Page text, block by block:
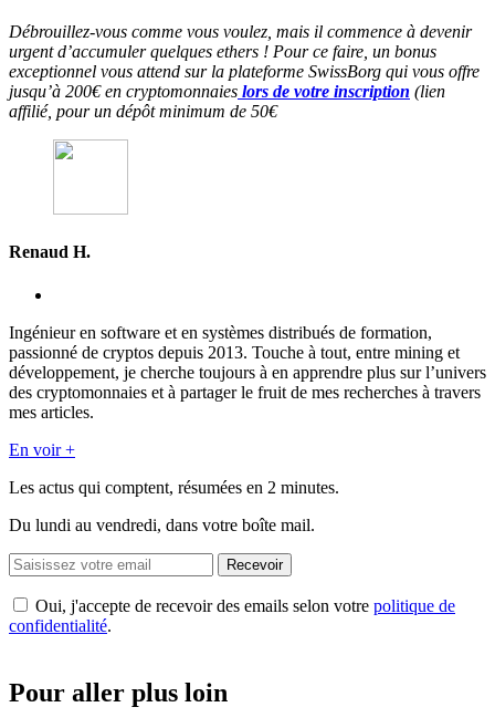
Débrouillez-vous comme vous voulez, mais il commence à devenir
urgent d’accumuler quelques ethers ! Pour ce faire, un bonus
exceptionnel vous attend sur la plateforme SwissBorg qui vous offre
jusqu’à 200€ en cryptomonnaies lors de votre inscription (lien
affilié, pour un dépôt minimum de 50€
Renaud H.
Ingénieur en software et en systèmes distribués de formation,
passionné de cryptos depuis 2013. Touche à tout, entre mining et
développement, je cherche toujours à en apprendre plus sur l’univers
des cryptomonnaies et à partager le fruit de mes recherches à travers
mes articles.
En voir +
Les actus qui comptent, résumées en 2 minutes.
Du lundi au vendredi, dans votre boîte mail.
Recevoir
Oui, j'accepte de recevoir des emails selon votre politique de
confidentialité.
Pour aller plus loin